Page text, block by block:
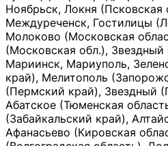
Ноябрьск, Локня (Псковская
Междуреченск, Гостилицы
Молоково (Московская
(Московская обл.), Звездный
Мариинск, Мариуполь,
край), Мелитополь
(Пермский край), Звездный
Абатское (Тюменская
(Забайкальский край),
Афанасьево (Кировская